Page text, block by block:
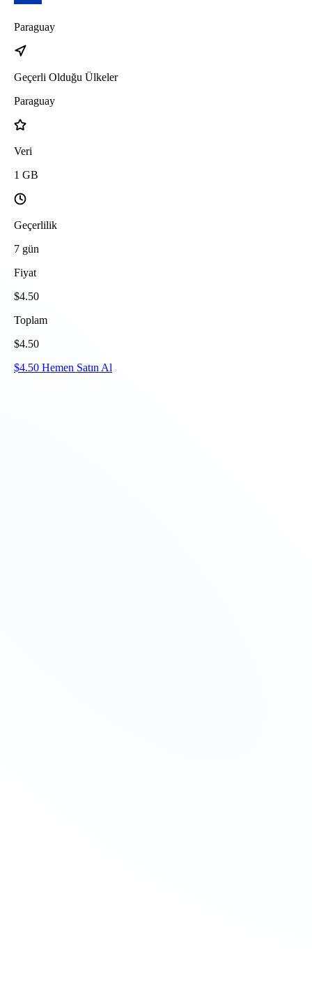
Paraguay
Geçerli Olduğu Ülkeler
Paraguay
Veri
1 GB
Geçerlilik
7 gün
Fiyat
$4.50
Toplam
$4.50
$4.50 Hemen Satın Al